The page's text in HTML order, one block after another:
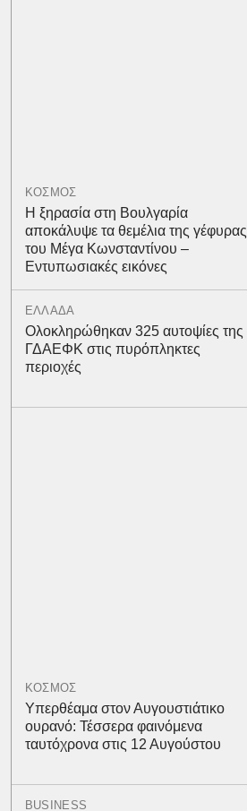
ΚΟΣΜΟΣ
Η ξηρασία στη Βουλγαρία
αποκάλυψε τα θεμέλια της γέφυρας
του Μέγα Κωνσταντίνου –
Εντυπωσιακές εικόνες
ΕΛΛΑΔΑ
Ολοκληρώθηκαν 325 αυτοψίες της
ΓΔΑΕΦΚ στις πυρόπληκτες
περιοχές
ΚΟΣΜΟΣ
Υπερθέαμα στον Αυγουστιάτικο
ουρανό: Τέσσερα φαινόμενα
ταυτόχρονα στις 12 Αυγούστου
BUSINESS